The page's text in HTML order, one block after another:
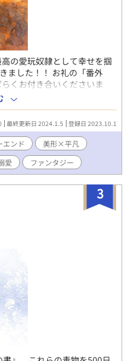
重】56kg 【誕生日】11月28
】水泳部 【容姿】黒髪
。 褐色肌で、スリム
や陰キャ。 人見知りが結
と観察している いろ
人だと、よくしゃべる。
長】170cm 【体重】
【血液型】Ｏ型 【部活】
ほぼ金髪）。 野性的な顔
部の１年生では一番筋肉
子者だがすぐテンパる。
しい。 割と脊髄反射で
ちゃビビり。
、全裸生活、神事など）を
～～～～ すでに完結まで執
ただけます！
の愛玩奴隷として幸せを掴
ました！！ お礼の「番外
くお付き合いくださいま
上司に無視され、後輩たち
ブラック労働に明け暮れる
夜、思い余ってプラットホ
、大昔に人間界から切り離
送されてしまう。 魔族が支
奴隷であるというソドムの
の美貌を持つ淫魔の青年・
迷い人（ワンダラー）であ
キアに淫乱の素質を見出さ
シンジ』になるため、調教
全てを開発され、立派な性
ことになった冴えないサラ
世界で、最高の地位と愛と
の軽度の流血描写あり。）
人間。お人好しで出世コー
後輩からも「新人さん」と
仕事を断れないせいで社畜
に身を投げたところソドム
最終更新日 2024.1.5 登録日 2023.10.1
エンド
美形×平凡
愛 ファンタジー
3